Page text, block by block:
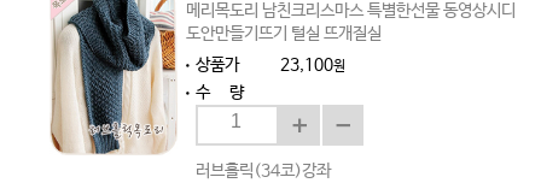
메리목도리 남친크리스마스 특별한선물 동영상시디
도안만들기뜨기 털실 뜨개질실
상품가
23,100원
수 량
러브홀릭(34코)강좌